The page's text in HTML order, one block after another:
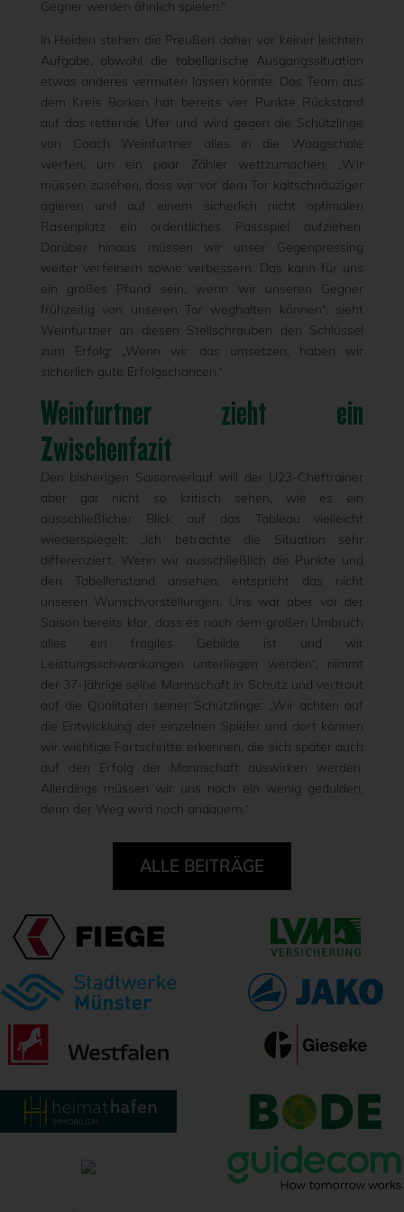
Gegner werden ähnlich spielen.“
In Heiden stehen die Preußen daher vor keiner leichten
Aufgabe, obwohl die tabellarische Ausgangssituation
etwas anderes vermuten lassen könnte. Das Team aus
dem Kreis Borken hat bereits vier Punkte Rückstand
auf das rettende Ufer und wird gegen die Schützlinge
von Coach Weinfurtner alles in die Waagschale
werfen, um ein paar Zähler wettzumachen. „Wir
müssen zusehen, dass wir vor dem Tor kaltschnäuziger
agieren und auf einem sicherlich nicht optimalen
Rasenplatz ein ordentliches Passspiel aufziehen.
Darüber hinaus müssen wir unser Gegenpressing
weiter verfeinern sowie verbessern. Das kann für uns
ein großes Pfund sein, wenn wir unseren Gegner
frühzeitig von unseren Tor weghalten können“, sieht
Weinfurtner an diesen Stellschrauben den Schlüssel
zum Erfolg: „Wenn wir das umsetzen, haben wir
sicherlich gute Erfolgschancen.“
Weinfurtner zieht ein
Zwischenfazit
Den bisherigen Saisonverlauf will der U23-Cheftrainer
aber gar nicht so kritisch sehen, wie es ein
ausschließlicher Blick auf das Tableau vielleicht
wiederspiegelt: „Ich betrachte die Situation sehr
differenziert. Wenn wir ausschließlich die Punkte und
den Tabellenstand ansehen, entspricht das nicht
unseren Wunschvorstellungen. Uns war aber vor der
Saison bereits klar, dass es nach dem großen Umbruch
alles ein fragiles Gebilde ist und wir
Leistungsschwankungen unterliegen werden“, nimmt
der 37-Jährige seine Mannschaft in Schutz und vertraut
auf die Qualitäten seiner Schützlinge: „Wir achten auf
die Entwicklung der einzelnen Spieler und dort können
wir wichtige Fortschritte erkennen, die sich später auch
auf den Erfolg der Mannschaft auswirken werden.
Allerdings müssen wir uns noch ein wenig gedulden,
denn der Weg wird noch andauern.“
ALLE BEITRÄGE